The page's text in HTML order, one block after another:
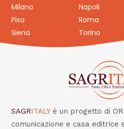
Milano
Napoli
Pisa
Roma
Siena
Torino
SAGRITALY è un progetto di
comunicazione e casa editrice